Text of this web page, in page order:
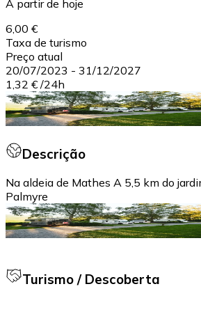
A partir de hoje
6,00 €
Taxa de turismo
Preço atual
20/07/2023 - 31/12/2027
1,32 € /24h
Descrição
Na aldeia de Mathes A 5,5 km do
Palmyre
Turismo / Descoberta